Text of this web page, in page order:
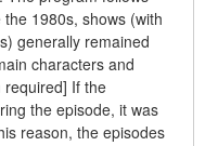
1980s, shows (with
generally remained
characters and
required] If the
the episode, it was
reason, the episodes